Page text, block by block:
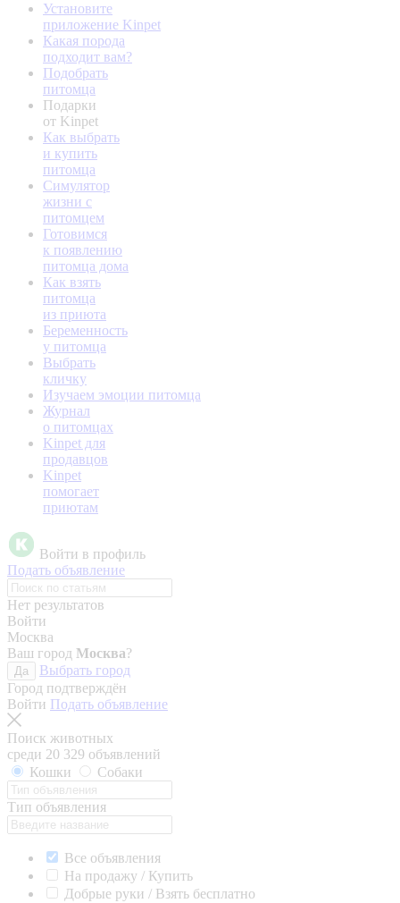
Установите
приложение Kinpet
Какая порода
подходит вам?
Подобрать
питомца
Подарки
от Kinpet
Как выбрать
и купить
питомца
Симулятор
жизни с
питомцем
Готовимся
к появлению
питомца дома
Как взять
питомца
из приюта
Беременность
у питомца
Выбрать
кличку
Изучаем эмоции питомца
Журнал
о питомцах
Kinpet для
продавцов
Kinpet
помогает
приютам
Войти в профиль
Подать объявление
Нет результатов
Войти
Москва
Ваш город Москва?
Да
Выбрать город
Город подтверждён
Войти Подать объявление
Поиск животных
среди 20 329 объявлений
Кошки
Собаки
Тип объявления
Все объявления
На продажу / Купить
Добрые руки / Взять бесплатно